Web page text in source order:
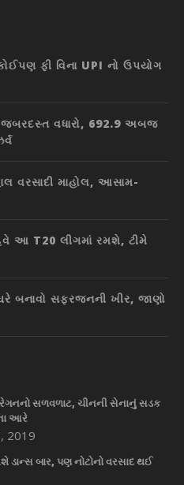
ફી વિના UPI નો ઉપયોગ
જબરદસ્ત વધારો, 692.9 અબજ
વરસાદી માહોલ, આસામ-
આ T20 લીગમાં રમશે, ટીમે
બનાવો સફરજનની ખીર, જાણો
સળવળાટ, ચીનની સેનાનું સડક
આરે
2019
ડાન્સ બાર, પણ નોટોનો વરસાદ થઈ